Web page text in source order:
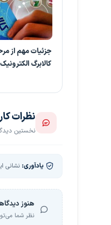
جزئیات مهم از
کالابرگ الکترونیک
نظرات
نخستین
یادآوری: نشانی
هنوز
نظر شما